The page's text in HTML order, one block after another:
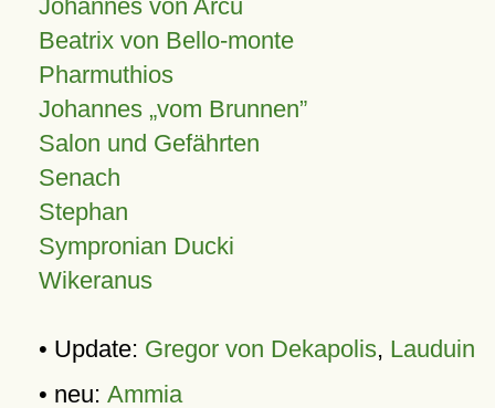
Johannes von Arcu
Beatrix von Bello-monte
Pharmuthios
Johannes vom Brunnen
Salon und Gefährten
Senach
Stephan
Sympronian Ducki
Wikeranus
• Update: Gregor von Dekapolis, Lauduin
• neu: Ammia